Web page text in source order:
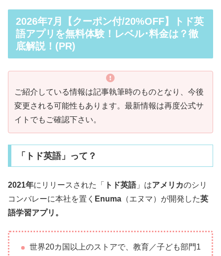
2026年7月【クーポン付/20%OFF】トド英
語アプリを無料体験！レベル･料金は？徹
底解説！(PR)
ご紹介している情報は記事執筆時のものとなり、今後
変更される可能性もあります。最新情報は再度公式サ
イトでもご確認下さい。
「トド英語」って？
2021年にリリースされた「 トド英語」はアメリカのシリ
コンバレーに本社を置く Enuma （エヌマ）が開発した英
語学習アプリ。
世界20カ国以上のストアで、教育／子ども部門1